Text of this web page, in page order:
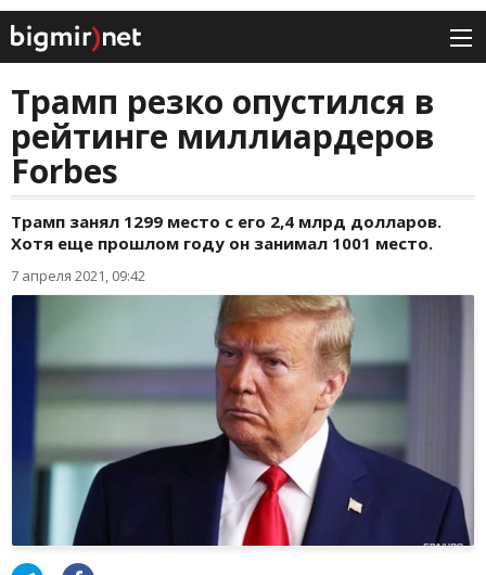
Трамп резко опустился в
рейтинге миллиардеров
Forbes
Трамп занял 1299 место с его 2,4 млрд долларов.
Хотя еще прошлом году он занимал 1001 место.
7 апреля 2021, 09:42